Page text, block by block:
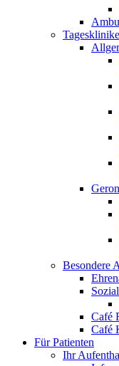
Besondere
Café
Café
Für Patienten
Ihr